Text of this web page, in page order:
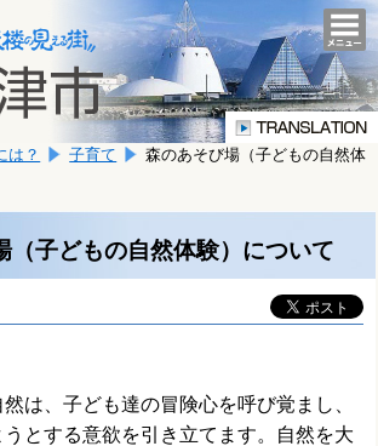
は？ 子育て
森のあそび場（子どもの自然体
（子どもの自然体験）について
は、子ども達の冒険心を呼び覚まし、
とする意欲を引き立てます。自然を大